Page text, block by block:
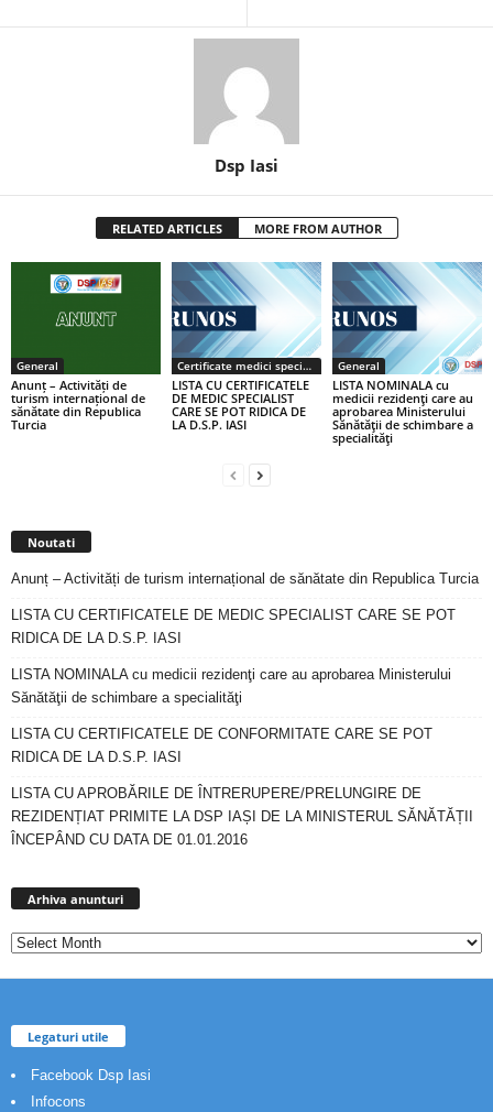
Dsp Iasi
RELATED ARTICLES MORE FROM AUTHOR
General
Anunț – Activități de
turism internațional de
sănătate din Republica
Turcia
Certificate medici specialiști / primari
LISTA CU CERTIFICATELE
DE MEDIC SPECIALIST
CARE SE POT RIDICA DE
LA D.S.P. IASI
General
LISTA NOMINALA cu
medicii rezidenţi care au
aprobarea Ministerului
Sănătăţii de schimbare a
specialităţi
Noutati
Anunț – Activități de turism internațional de sănătate din Republica Turcia
LISTA CU CERTIFICATELE DE MEDIC SPECIALIST CARE SE POT
RIDICA DE LA D.S.P. IASI
LISTA NOMINALA cu medicii rezidenţi care au aprobarea Ministerului
Sănătăţii de schimbare a specialităţi
LISTA CU CERTIFICATELE DE CONFORMITATE CARE SE POT
RIDICA DE LA D.S.P. IASI
LISTA CU APROBĂRILE DE ÎNTRERUPERE/PRELUNGIRE DE
REZIDENȚIAT PRIMITE LA DSP IAȘI DE LA MINISTERUL SĂNĂTĂȚII
ÎNCEPÂND CU DATA DE 01.01.2016
Arhiva anunturi
Legaturi utile
Facebook Dsp Iasi
Infocons